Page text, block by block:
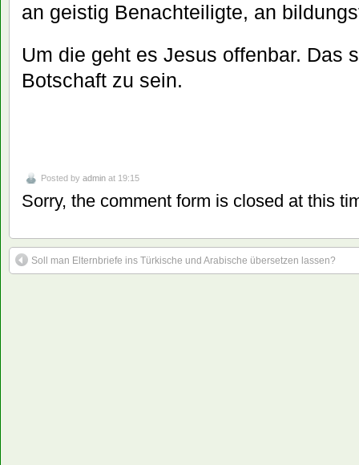
an geistig Benachteiligte, an
Um die geht es Jesus offenbar. Das
Botschaft zu sein.
Posted by admin at 19:15
Sorry, the comment form is closed at this
Soll man Elternbriefe ins Türkische und Arabische übersetzen lassen?